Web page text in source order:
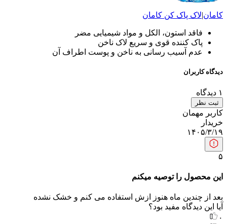
کامان|لاک پاک کن کامان
فاقد استون، الکل و مواد شیمیایی مضر
پاک کننده قوی و سریع لاک ناخن
عدم آسیب رسانی به ناخن و پوست اطراف آن
دیدگاه کاربران
۱ دیدگاه
ثبت نظر
کاربر مهمان
خریدار
۱۴۰۵/۳/۱۹
۵
این محصول را توصیه میکنم
بعد از چندین ماه هنوز ازش استفاده می کنم و خشک نشده
آیا این دیدگاه مفید بود؟
۰